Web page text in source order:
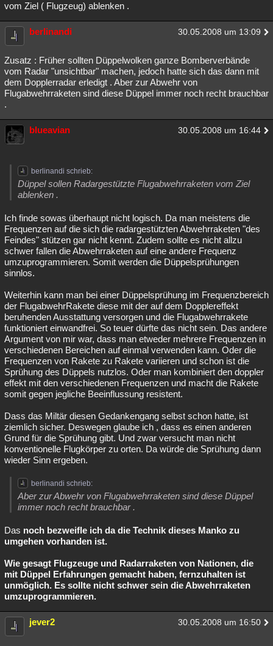
vom Ziel ( Flugzeug) ablenken .
berlinandi 30.05.2008 um 13:09
Zusatz : Früher sollten Düppelwolken ganze Bomberverbände
vom Radar "unsichtbar" machen, jedoch hatte sich das dann mit
dem Dopplerradar erledigt . Aber zur Abwehr von
Flugabwehrraketen sind diese Düppel immer noch recht brauchbar
.
blueavian 30.05.2008 um 16:44
berlinandi schrieb:
Düppel sollen Radargestützte Flugabwehrraketen vom Ziel
ablenken .
Ich finde sowas überhaupt nicht logisch. Da man meistens die
Frequenzen auf die sich die radargestützten Abwehrraketen "des
Feindes" stützen gar nicht kennt. Zudem sollte es nicht allzu
schwer fallen die Abwehrraketen auf eine andere Frequenz
umzuprogrammieren. Somit werden die Düppelsprühungen
sinnlos.
Weiterhin kann man bei einer Düppelsprühung im Frequenzbereich
der FlugabwehrRakete diese mit der auf dem Dopplereffekt
beruhenden Ausstattung versorgen und die Flugabwehrrakete
funktioniert einwandfrei. So teuer dürfte das nicht sein. Das andere
Argument von mir war, dass man etweder mehrere Frequenzen in
verschiedenen Bereichen auf einmal verwenden kann. Oder die
Frequenzen von Rakete zu Rakete variieren und schon ist die
Sprühung des Düppels nutzlos. Oder man kombiniert den doppler
effekt mit den verschiedenen Frequenzen und macht die Rakete
somit gegen jegliche Beeinflussung resistent.
Dass das Miltär diesen Gedankengang selbst schon hatte, ist
ziemlich sicher. Deswegen glaube ich , dass es einen anderen
Grund für die Sprühung gibt. Und zwar versucht man nicht
konventionelle Flugkörper zu orten. Da würde die Sprühung dann
wieder Sinn ergeben.
berlinandi schrieb:
Aber zur Abwehr von Flugabwehrraketen sind diese Düppel
immer noch recht brauchbar .
Das noch bezweifle ich da die Technik dieses Manko zu
umgehen vorhanden ist.
Wie gesagt Flugzeuge und Radarraketen von Nationen, die
mit Düppel Erfahrungen gemacht haben, fernzuhalten ist
unmöglich. Es sollte nicht schwer sein die Abwehrraketen
umzuprogrammieren.
jever2 30.05.2008 um 16:50